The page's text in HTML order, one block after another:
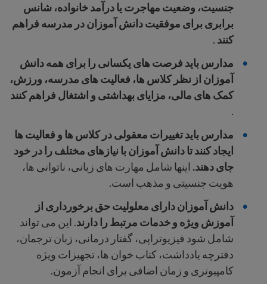
جنسیت، وضعیت مهاجرت یا درآمد خانواده، شانس
برابری برای موفقیت دانش آموزان در مدرسه فراهم
کنند .
مدارس باید فرصت های یکسانی را برای همه دانش
آموزان از نظر کلاس ها، فعالیت های مدرسه، ورزش،
کمک های مالی، مزایای بهداشتی و اشتغال فراهم کنند
.
مدارس باید تغییرات معقولی در کلاس ها و فعالیت ها
ایجاد کنند تا دانش آموزان با نیازهای مختلف را در خود
جای دهند.اینها شامل مهارت های زبانی، ناتوانی ها،
هویت جنسیتی و مذهب است.
دانش آموزان دارای معلولیت حق برخورداری از
آموزش ویژه و خدمات مرتبط را دارند. این می تواند
شامل شود فیزیوتراپی، گفتار درمانی، زبان ترجمان،
دفترچه یادداشت، کتاب خوان ها، تجهیزات ویژه
کامپیوتری و زمان اضافی برای انجام آزمون.